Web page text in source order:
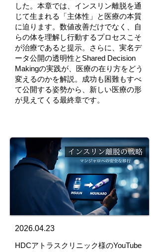
した。本章では、インスリン離脱を通
じて生まれる「主体性」と医療の本質
に迫ります。数値改善だけでなく、自
らの体を理解し行動するプロセスこそ
が治療であると提示。さらに、実名デ
ータ公開の透明性とShared Decision
Makingの実践が、医療の在り方をどう
変えるのかを解説。成功も困難もすべ
て公開する姿勢から、新しい医療の形
が見えてくる最終章です。
2026.04.23
HDCアトラスクリニック様のYouTube